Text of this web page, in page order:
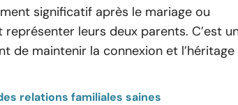
significatif après le mariage ou
leurs deux parents. C’est
de maintenir la connexion et l’héritage
relations familiales saines